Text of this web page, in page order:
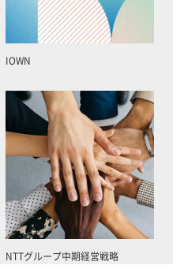
IOWN
NTTグループ中期経営戦略